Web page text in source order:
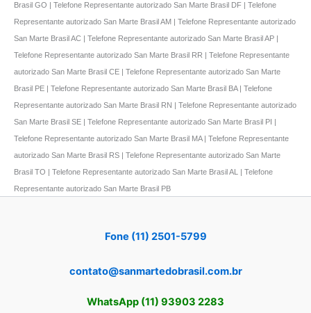
Brasil GO | Telefone Representante autorizado San Marte Brasil DF | Telefone
Representante autorizado San Marte Brasil AM | Telefone Representante autorizado
San Marte Brasil AC | Telefone Representante autorizado San Marte Brasil AP |
Telefone Representante autorizado San Marte Brasil RR | Telefone Representante
autorizado San Marte Brasil CE | Telefone Representante autorizado San Marte
Brasil PE | Telefone Representante autorizado San Marte Brasil BA | Telefone
Representante autorizado San Marte Brasil RN | Telefone Representante autorizado
San Marte Brasil SE | Telefone Representante autorizado San Marte Brasil PI |
Telefone Representante autorizado San Marte Brasil MA | Telefone Representante
autorizado San Marte Brasil RS | Telefone Representante autorizado San Marte
Brasil TO | Telefone Representante autorizado San Marte Brasil AL | Telefone
Representante autorizado San Marte Brasil PB
Fone (11) 2501-5799
contato@sanmartedobrasil.com.br
WhatsApp (11) 93903 2283